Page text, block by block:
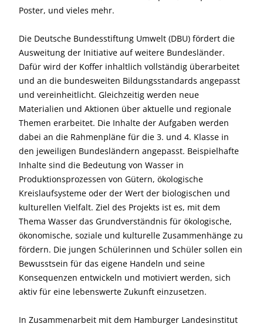
Poster, und vieles mehr.
Die Deutsche Bundesstiftung Umwelt (DBU) fördert die
Ausweitung der Initiative auf weitere Bundesländer.
Dafür wird der Koffer inhaltlich vollständig überarbeitet
und an die bundesweiten Bildungsstandards angepasst
und vereinheitlicht. Gleichzeitig werden neue
Materialien und Aktionen über aktuelle und regionale
Themen erarbeitet. Die Inhalte der Aufgaben werden
dabei an die Rahmenpläne für die 3. und 4. Klasse in
den jeweiligen Bundesländern angepasst. Beispielhafte
Inhalte sind die Bedeutung von Wasser in
Produktionsprozessen von Gütern, ökologische
Kreislaufsysteme oder der Wert der biologischen und
kulturellen Vielfalt. Ziel des Projekts ist es, mit dem
Thema Wasser das Grundverständnis für ökologische,
ökonomische, soziale und kulturelle Zusammenhänge zu
fördern. Die jungen Schülerinnen und Schüler sollen ein
Bewusstsein für das eigene Handeln und seine
Konsequenzen entwickeln und motiviert werden, sich
aktiv für eine lebenswerte Zukunft einzusetzen.
In Zusammenarbeit mit dem Hamburger Landesinstitut